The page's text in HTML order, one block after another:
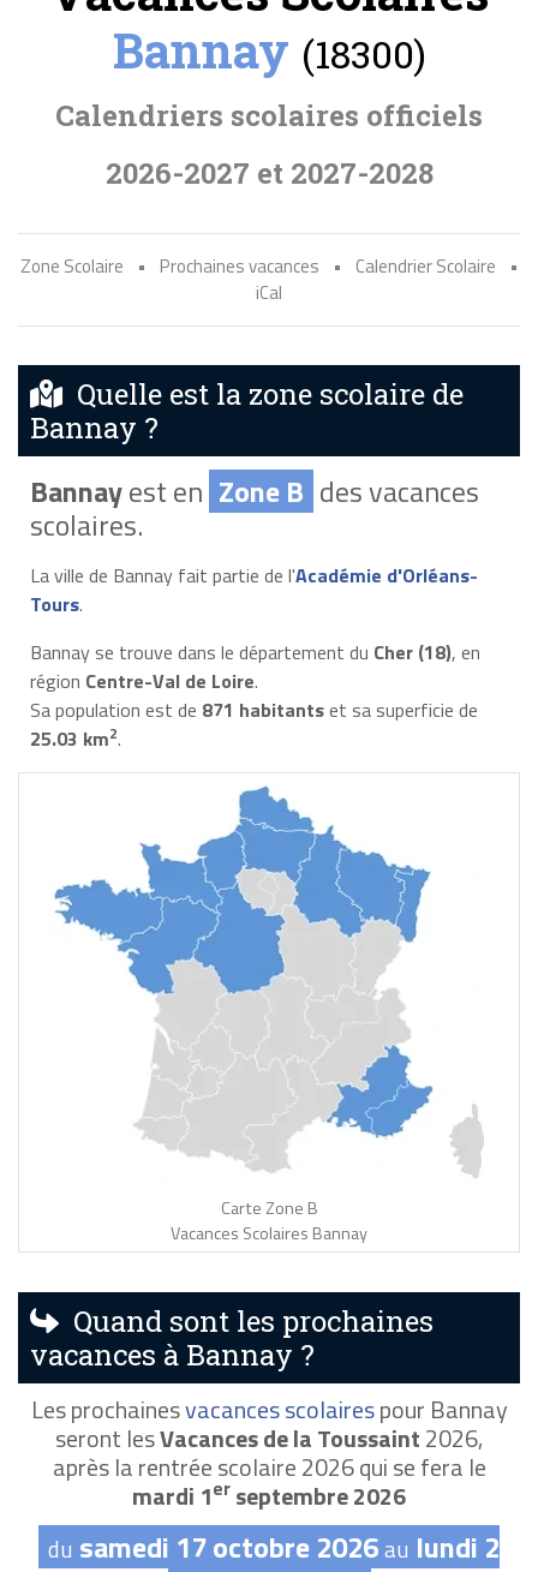
Bannay (18300)
Calendriers scolaires officiels
2026-2027 et 2027-2028
Zone Scolaire • Prochaines vacances • Calendrier Scolaire
•
iCal
Quelle est la zone scolaire de
Bannay ?
Bannayest en Zone B des vacances
scolaires.
La ville de Bannay fait partie de l'Académie d'Orléans-
Tours.
Bannay se trouve dans le département du Cher (18), en
région Centre-Val de Loire.
Sa population est de 871 habitantset sa superficie de
25.03 km2.
Carte Zone B
Vacances Scolaires Bannay
Quand sont les prochaines
vacances à Bannay ?
Les prochainesvacances scolairespour Bannay
seront lesVacances de la Toussaint2026,
après la rentrée scolaire 2026 qui se fera le
mardi 1er septembre 2026
du samedi 17 octobre 2026au lundi 2